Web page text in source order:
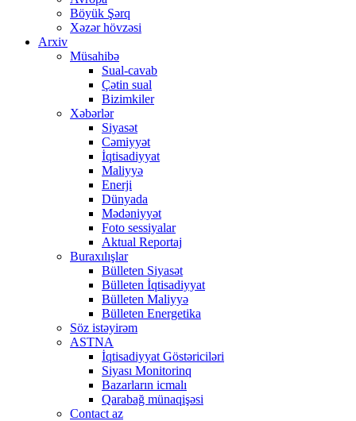
Böyük Şərq
Xəzər hövzəsi
Arxiv
Müsahibə
Sual-cavab
Çətin sual
Bizimkiler
Xəbərlər
Siyasət
Cəmiyyət
İqtisadiyyat
Maliyyə
Enerji
Dünyada
Mədəniyyət
Foto sessiyalar
Aktual Reportaj
Buraxılışlar
Bülleten Siyasət
Bülleten İqtisadiyyat
Bülleten Maliyyə
Bülleten Energetika
Söz istəyirəm
ASTNA
İqtisadiyyat Göstəriciləri
Siyası Monitorinq
Bazarların icmalı
Qarabağ münaqişəsi
Contact az